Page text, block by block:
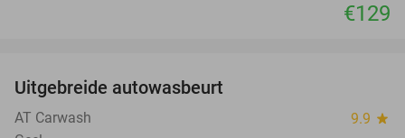
€129
Uitgebreide autowasbeurt
AT Carwash 9.9 star